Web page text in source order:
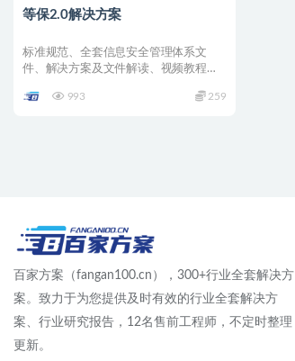
等保2.0解决方案
标准规范、全套信息安全管理体系文
件、解决方案及文件解读、视频教程、
993
259
百家方案（fangan100.cn），300+行业全套解决方
案。致力于为您提供及时有效的行业全套解决方
案、行业研究报告，12名售前工程师，不定时整理
更新。